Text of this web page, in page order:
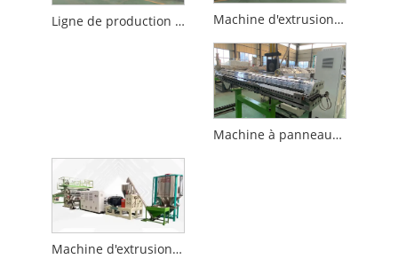
Ligne de production de feuilles ABS Machine d'extrusion de feuilles de plastique PC
Machine à panneaux de feuilles PP
Machine d'extrusion de feuilles de plastique ABS